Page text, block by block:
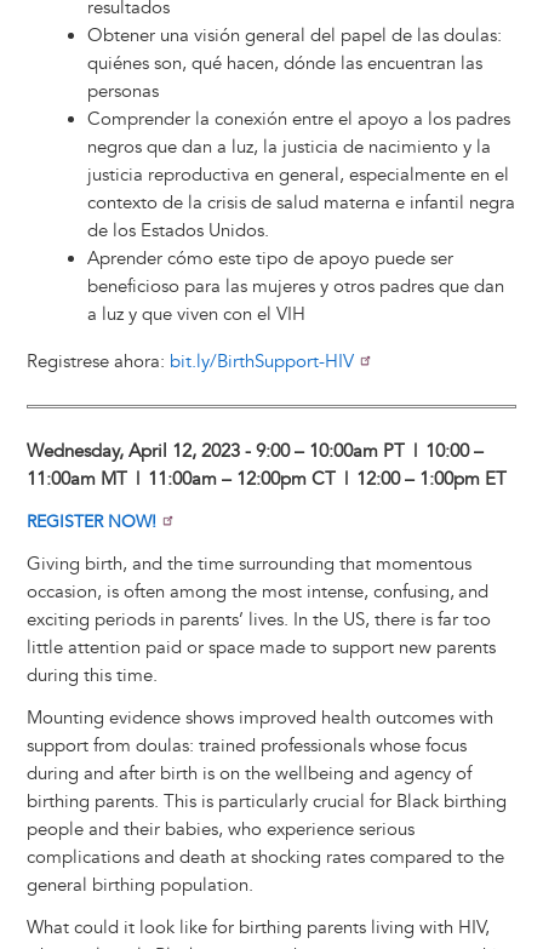
resultados
Obtener una visión general del papel de las doulas:
quiénes son, qué hacen, dónde las encuentran las
personas
Comprender la conexión entre el apoyo a los padres
negros que dan a luz, la justicia de nacimiento y la
justicia reproductiva en general, especialmente en el
contexto de la crisis de salud materna e infantil negra
de los Estados Unidos.
Aprender cómo este tipo de apoyo puede ser
beneficioso para las mujeres y otros padres que dan
a luz y que viven con el VIH
Registrese ahora: bit.ly/BirthSupport-HIV
Wednesday, April 12, 2023 - 9:00 – 10:00am PT | 10:00 –
11:00am MT | 11:00am – 12:00pm CT | 12:00 – 1:00pm ET
REGISTER NOW!
Giving birth, and the time surrounding that momentous
occasion, is often among the most intense, confusing, and
exciting periods in parents’ lives. In the US, there is far too
little attention paid or space made to support new parents
during this time.
Mounting evidence shows improved health outcomes with
support from doulas: trained professionals whose focus
during and after birth is on the wellbeing and agency of
birthing parents. This is particularly crucial for Black birthing
people and their babies, who experience serious
complications and death at shocking rates compared to the
general birthing population.
What could it look like for birthing parents living with HIV,